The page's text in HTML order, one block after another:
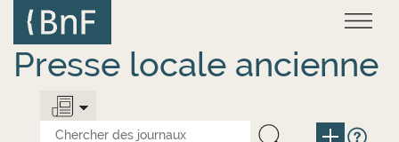
contenu
principal
Presse locale ancienne
Panneau de gestion des cookies